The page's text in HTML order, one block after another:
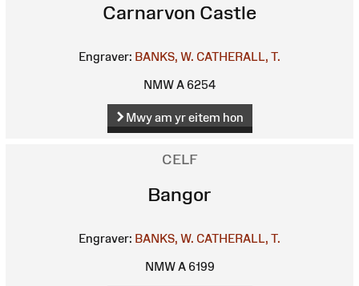
Carnarvon Castle
Engraver: BANKS, W. CATHERALL, T.
NMW A 6254
Mwy am yr eitem hon
CELF
Bangor
Engraver: BANKS, W. CATHERALL, T.
NMW A 6199